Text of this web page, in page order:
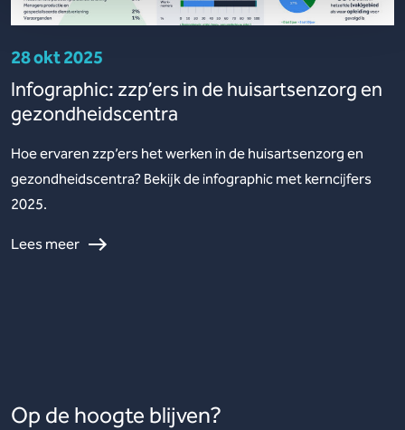
28 okt 2025
Infographic: zzp’ers in de huisartsenzorg en
gezondheidscentra
Hoe ervaren zzp’ers het werken in de huisartsenzorg en
gezondheidscentra? Bekijk de infographic met kerncijfers
2025.
Lees meer
Op de hoogte blijven?